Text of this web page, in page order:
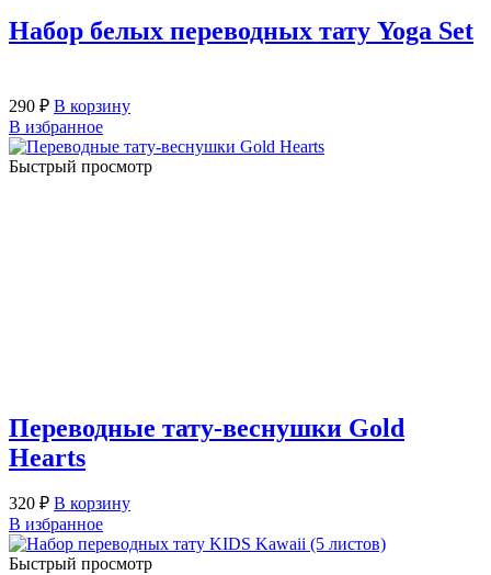
Набор белых переводных тату Yoga Set
290 ₽ В корзину
В избранное
Быстрый просмотр
Переводные тату-веснушки Gold
Hearts
320 ₽ В корзину
В избранное
Быстрый просмотр